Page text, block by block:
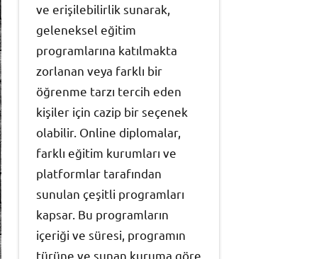
ve erişilebilirlik sunarak,
geleneksel eğitim
programlarına katılmakta
zorlanan veya farklı bir
öğrenme tarzı tercih eden
kişiler için cazip bir seçenek
olabilir. Online diplomalar,
farklı eğitim kurumları ve
platformlar tarafından
sunulan çeşitli programları
kapsar. Bu programların
içeriği ve süresi, programın
türüne ve sunan kuruma göre